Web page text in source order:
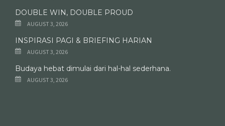
DOUBLE WIN, DOUBLE PROUD
AUGUST 3, 2026
INSPIRASI PAGI & BRIEFING HARIAN
AUGUST 3, 2026
Budaya hebat dimulai dari hal-hal sederhana.
AUGUST 3, 2026